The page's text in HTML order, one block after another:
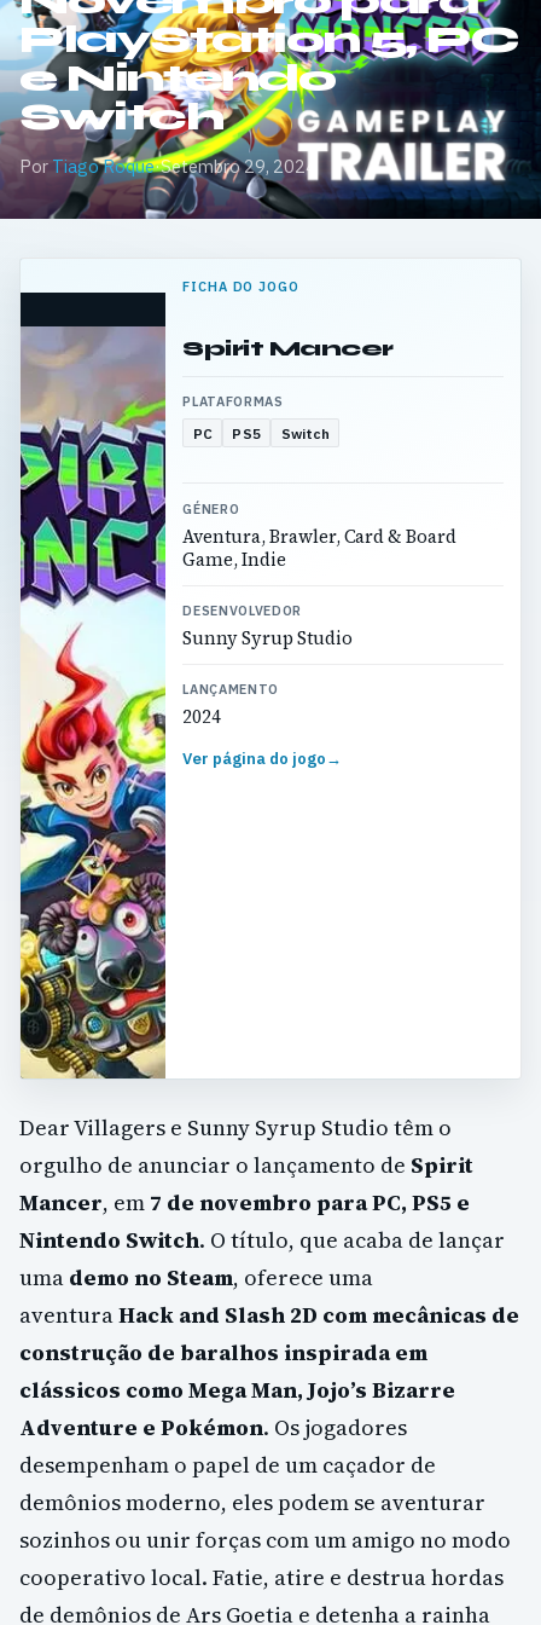
PlayStation 5, PC
e Nintendo
Switch
Por Tiago Roque·Setembro 29, 2024
FICHA DO JOGO
Spirit Mancer
PLATAFORMAS
PC PS5 Switch
GÉNERO
Aventura, Brawler, Card & Board
Game, Indie
DESENVOLVEDOR
Sunny Syrup Studio
LANÇAMENTO
2024
Ver página do jogo→
Dear Villagers e Sunny Syrup Studio têm o
orgulho de anunciar o lançamento de Spirit
Mancer, em 7 de novembro para PC, PS5 e
Nintendo Switch. O título, que acaba de lançar
uma demo no Steam, oferece uma
aventuraHack and Slash 2D com mecânicas de
construção de baralhos inspirada em
clássicos como Mega Man, Jojo’s Bizarre
Adventure e Pokémon. Os jogadores
desempenham o papel de um caçador de
demônios moderno, eles podem se aventurar
sozinhos ou unir forças com um amigo no modo
cooperativo local. Fatie, atire e destrua hordas
de demônios de Ars Goetia e detenha a rainha